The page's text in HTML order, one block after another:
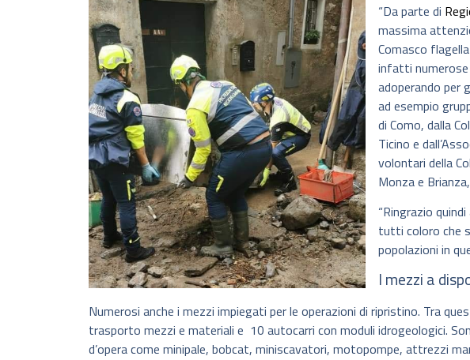
“Da parte di
massima
Comasco
infatti
adoperando per
ad esempio
di Como, dalla
Ticino e
volontari della
Monza e
“Ringrazio
tutti coloro che
popolazioni in
I mezzi a
Numerosi anche i mezzi impiegati per le operazioni di ripristino. Tra
trasporto mezzi e materiali e 10 autocarri con moduli idrogeologici.
d’opera come minipale, bobcat, miniscavatori, motopompe, attrezzi